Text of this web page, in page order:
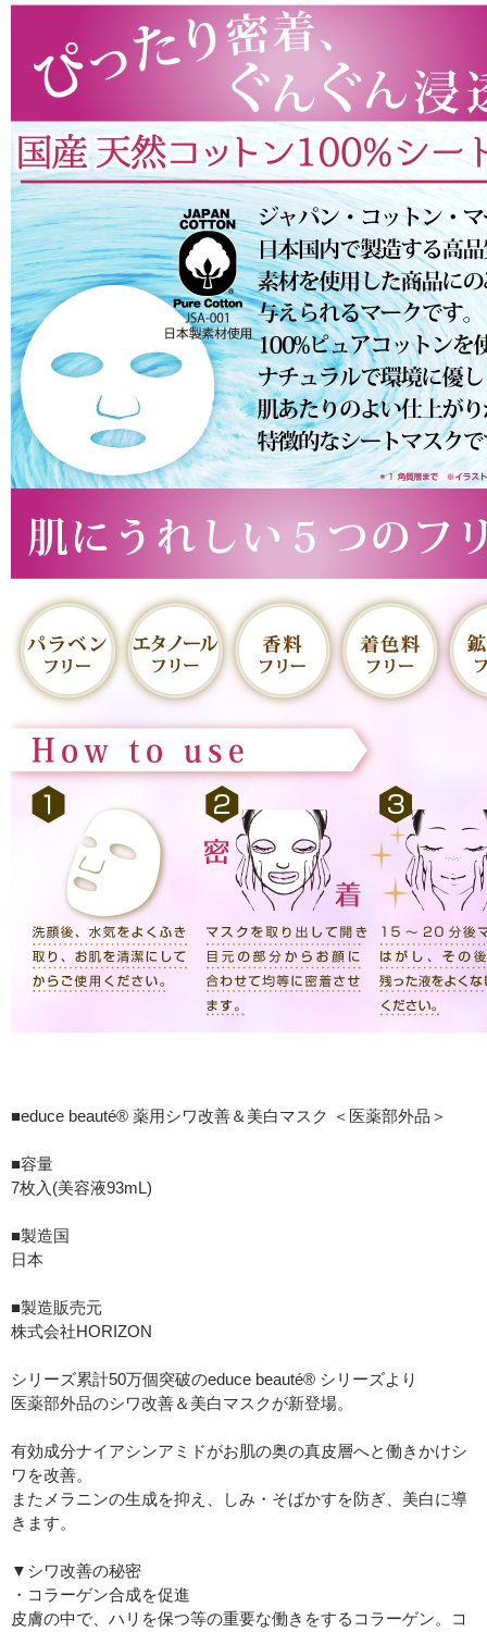
■educe beauté® 薬用シワ改善＆美白マスク ＜医薬部外品＞
■容量
7枚入(美容液93mL)
■製造国
日本
■製造販売元
株式会社HORIZON
シリーズ累計50万個突破のeduce beauté® シリーズより
医薬部外品のシワ改善＆美白マスクが新登場。
有効成分ナイアシンアミドがお肌の奥の真皮層へと働きかけシ
ワを改善。
またメラニンの生成を抑え、しみ・そばかすを防ぎ、美白に導
きます。
▼シワ改善の秘密
・コラーゲン合成を促進
皮膚の中で、ハリを保つ等の重要な働きをするコラーゲン。コ